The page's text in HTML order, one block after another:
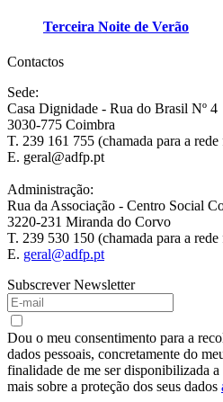
Terceira Noite de Verão
Contactos
Sede:
Casa Dignidade - Rua do Brasil Nº 4
3030-775 Coimbra
T. 239 161 755 (chamada para a
E. geral@adfp.pt
Administração:
Rua da Associação - Centro Social
3220-231 Miranda do Corvo
T. 239 530 150 (chamada para a
E. geral@adfp.pt
Subscrever Newsletter
Dou o meu consentimento para a
dados pessoais, concretamente do
finalidade de me ser disponibilizada
mais sobre a proteção dos seus dados